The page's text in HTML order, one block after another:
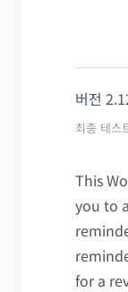
버전
최종 테스
This
you to
for a